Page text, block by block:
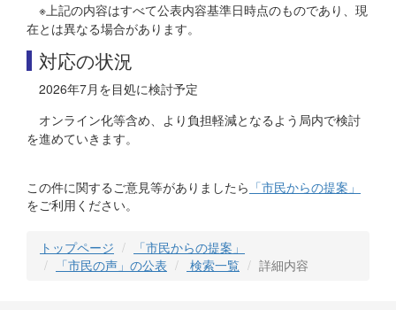
※上記の内容はすべて公表内容基準日時点のものであり、現
在とは異なる場合があります。
対応の状況
2026年7月を目処に検討予定
オンライン化等含め、より負担軽減となるよう局内で検討
を進めていきます。
この件に関するご意見等がありましたら 「市民からの提案」
をご利用ください。
トップページ
「市民からの提案」
「市民の声」の公表
検索一覧 詳細内容